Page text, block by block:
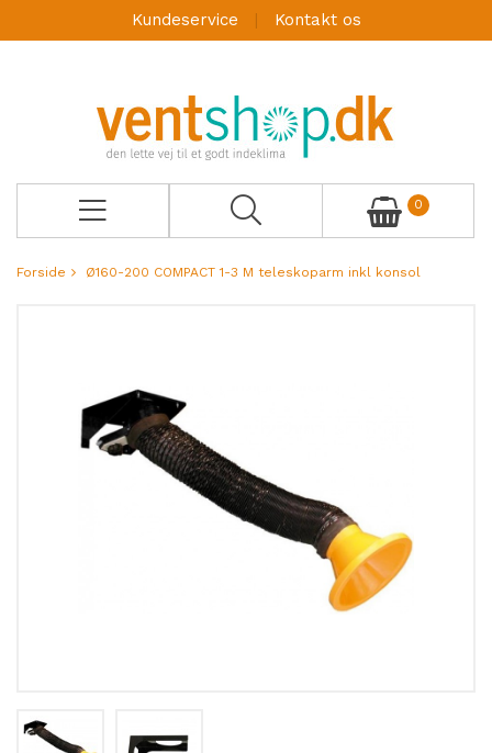
Kundeservice Kontakt os
0
Forside Ø160-200 COMPACT 1-3 M teleskoparm inkl konsol